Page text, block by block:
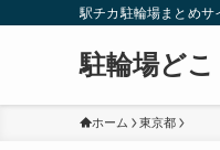
駅チカ駐輪場まとめサ
駐輪場どこ
ホーム 東京都